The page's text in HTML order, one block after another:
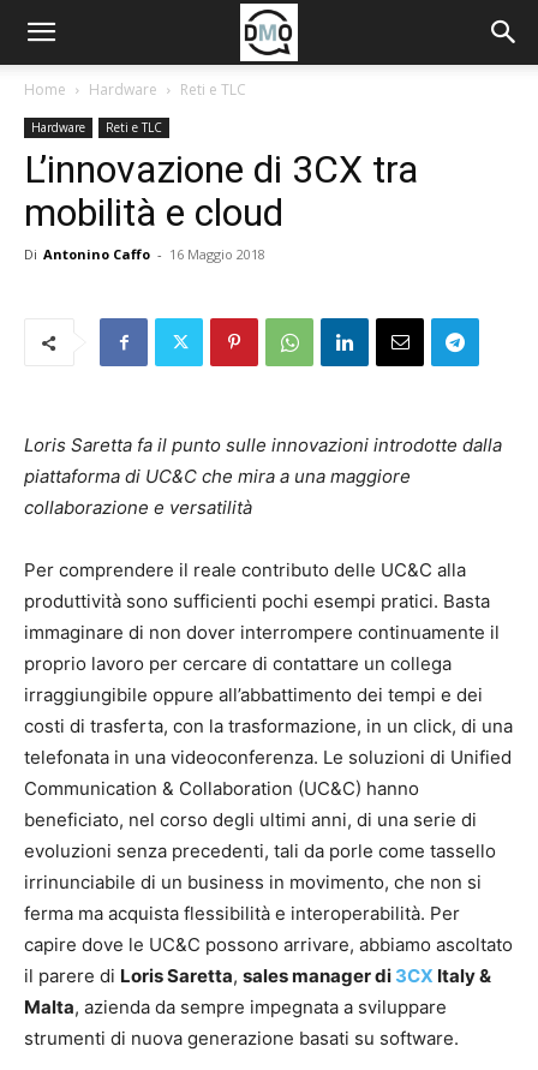
Home Hardware Reti e TLC
Hardware Reti e TLC
L’innovazione di 3CX tra
mobilità e cloud
Di Antonino Caffo - 16 Maggio 2018
Loris Saretta fa il punto sulle innovazioni introdotte dalla
piattaforma di UC&C che mira a una maggiore
collaborazione e versatilità
Per comprendere il reale contributo delle UC&C alla
produttività sono sufficienti pochi esempi pratici. Basta
immaginare di non dover interrompere continuamente il
proprio lavoro per cercare di contattare un collega
irraggiungibile oppure all’abbattimento dei tempi e dei
costi di trasferta, con la trasformazione, in un click, di una
telefonata in una videoconferenza. Le soluzioni di Unified
Communication & Collaboration (UC&C) hanno
beneficiato, nel corso degli ultimi anni, di una serie di
evoluzioni senza precedenti, tali da porle come tassello
irrinunciabile di un business in movimento, che non si
ferma ma acquista flessibilità e interoperabilità. Per
capire dove le UC&C possono arrivare, abbiamo ascoltato
il parere di Loris Saretta, sales manager di 3CX Italy &
Malta, azienda da sempre impegnata a sviluppare
strumenti di nuova generazione basati su software.